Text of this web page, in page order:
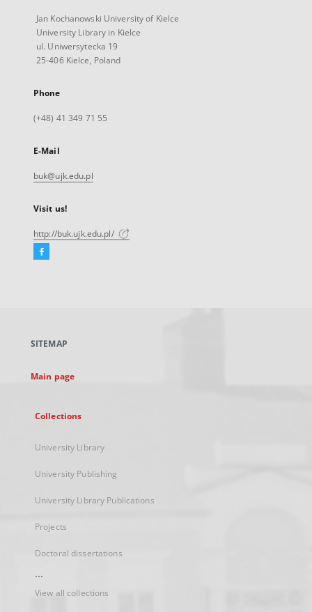
Jan Kochanowski University of Kielce
University Library in Kielce
ul. Uniwersytecka 19
25-406 Kielce, Poland
Phone
(+48) 41 349 71 55
E-Mail
buk@ujk.edu.pl
Visit us!
http://buk.ujk.edu.pl/
Facebook
new
SITEMAP
Main page
Collections
University Library
University Publishing
University Library Publications
Projects
Doctoral dissertations
...
View all collections